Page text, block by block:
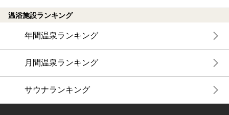
温浴施設ランキング
年間温泉ランキング
月間温泉ランキング
サウナランキング